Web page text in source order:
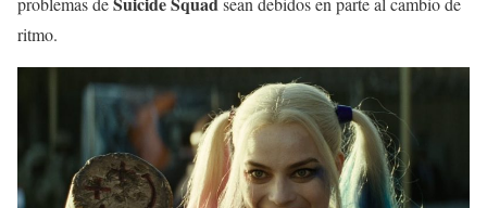
ritmo.